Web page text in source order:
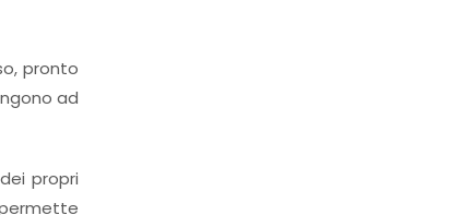
pronto
ad
propri